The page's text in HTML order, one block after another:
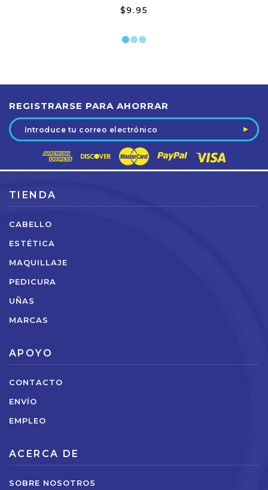
$9.95
REGISTRARSE PARA AHORRAR
Dirección
de
electrónico
TIENDA
CABELLO
ESTÉTICA
MAQUILLAJE
PEDICURA
UÑAS
MARCAS
APOYO
CONTACTO
ENVÍO
EMPLEO
ACERCA DE
SOBRE NOSOTROS